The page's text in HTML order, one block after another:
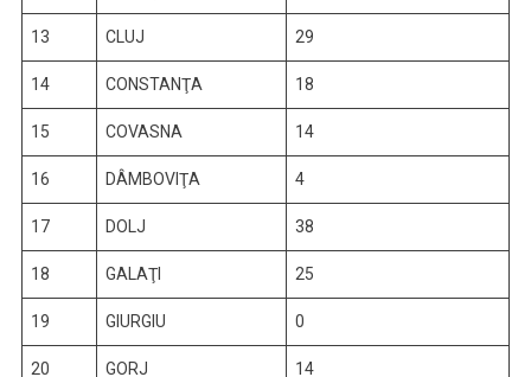
13 CLUJ 29
14 CONSTANŢA 18
15 COVASNA 14
16 DÂMBOVIŢA 4
17 DOLJ 38
18 GALAŢI 25
19 GIURGIU 0
20 GORJ 14